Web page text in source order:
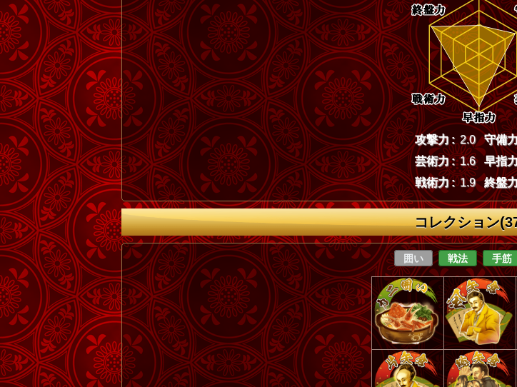
攻撃力 : 2.0 守備
芸術力 : 1.6 早指
戦術力 : 1.9 終盤
コレクション
囲い 戦法 手筋